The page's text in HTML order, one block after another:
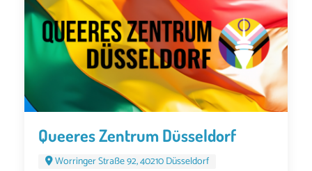
Queeres Zentrum Düsseldorf
Worringer Straße 92, 40210 Düsseldorf